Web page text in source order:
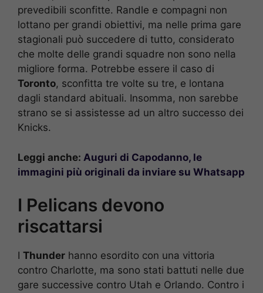
prevedibili sconfitte. Randle e compagni non
lottano per grandi obiettivi, ma nelle prima gare
stagionali può succedere di tutto, considerato
che molte delle grandi squadre non sono nella
migliore forma. Potrebbe essere il caso di
Toronto, sconfitta tre volte su tre, e lontana
dagli standard abituali. Insomma, non sarebbe
strano se si assistesse ad un altro successo dei
Knicks.
Leggi anche: Auguri di Capodanno, le
immagini più originali da inviare su Whatsapp
I Pelicans devono
riscattarsi
I Thunder hanno esordito con una vittoria
contro Charlotte, ma sono stati battuti nelle due
gare successive contro Utah e Orlando. Contro i